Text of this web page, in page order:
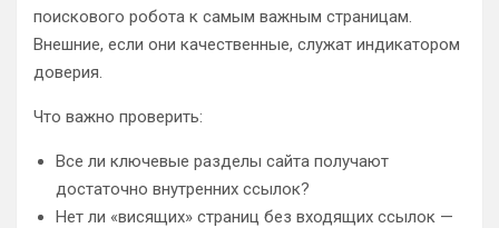
поискового робота к самым важным страницам.
Внешние, если они качественные, служат индикатором
доверия.
Что важно проверить:
Все ли ключевые разделы сайта получают
достаточно внутренних ссылок?
Нет ли «висящих» страниц без входящих ссылок —